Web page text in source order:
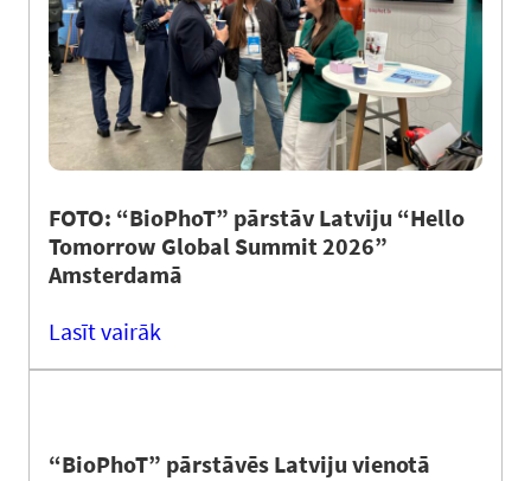
FOTO: “BioPhoT” pārstāv Latviju “Hello
Tomorrow Global Summit 2026”
Amsterdamā
Lasīt vairāk
“BioPhoT” pārstāvēs Latviju vienotā